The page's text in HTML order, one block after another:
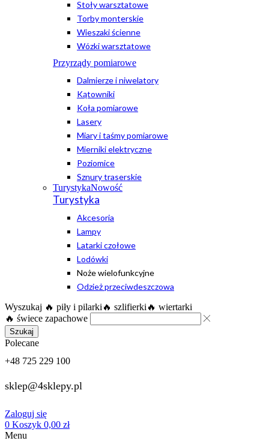
Stoły warsztatowe
Torby monterskie
Wieszaki ścienne
Wózki warsztatowe
Przyrządy pomiarowe
Dalmierze i niwelatory
Kątowniki
Koła pomiarowe
Lasery
Miary i taśmy pomiarowe
Mierniki elektryczne
Poziomice
Sznury traserskie
TurystykaNowość
Turystyka
Akcesoria
Lampy
Latarki czołowe
Lodówki
Noże wielofunkcyjne
Odzież przeciwdeszczowa
Wyszukaj 🔥 piły i pilarki 🔥 szlifierki 🔥 wiertarki
🔥 świece zapachowe
Szukaj
Polecane
+48 725 229 100
sklep@4sklepy.pl
Zaloguj się
0 Koszyk 0,00 zł
Menu